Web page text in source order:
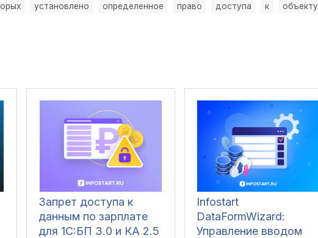
установлено определенное право доступа к объекту
Запрет доступа к
данным по зарплате
для 1C:БП 3.0 и КА 2.5
Infostart
DataFormWizard:
Управление вводом